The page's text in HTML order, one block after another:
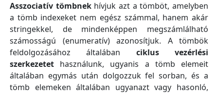
Asszociatív tömbnekhívjuk azt a tömböt, amelyben
a tömb indexeket nem egész számmal, hanem akár
stringekkel, de mindenképpen megszámlálható
számosságú (enumeratív) azonosítjuk. A tömbök
feldolgozásához általában ciklus vezérlési
szerkezetet használunk, ugyanis a tömb elemeit
általában egymás után dolgozzuk fel sorban, és a
tömb elemeken általában ugyanazt vagy hasonló,